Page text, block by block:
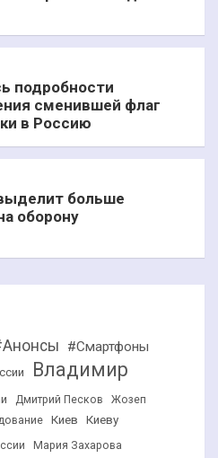
подробности
сменившей флаг
в Россию
больше
оборону
#Смартфоны
Владимир
Дмитрий Песков
Жозеп
Киев Киеву
Мария Захарова